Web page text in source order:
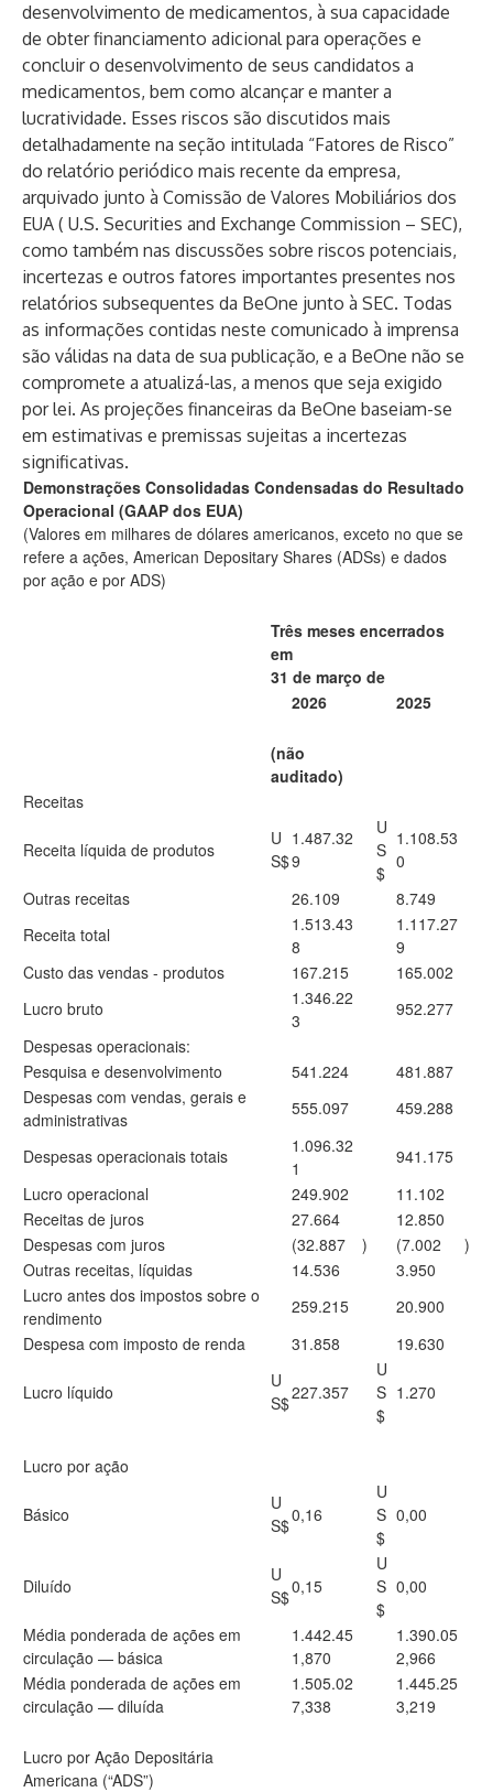
desenvolvimento de medicamentos, à sua capacidade
de obter financiamento adicional para operações e
concluir o desenvolvimento de seus candidatos a
medicamentos, bem como alcançar e manter a
lucratividade. Esses riscos são discutidos mais
detalhadamente na seção intitulada “Fatores de Risco”
do relatório periódico mais recente da empresa,
arquivado junto à Comissão de Valores Mobiliários dos
EUA ( U.S. Securities and Exchange Commission – SEC),
como também nas discussões sobre riscos potenciais,
incertezas e outros fatores importantes presentes nos
relatórios subsequentes da BeOne junto à SEC. Todas
as informações contidas neste comunicado à imprensa
são válidas na data de sua publicação, e a BeOne não se
compromete a atualizá-las, a menos que seja exigido
por lei. As projeções financeiras da BeOne baseiam-se
em estimativas e premissas sujeitas a incertezas
significativas.
Demonstrações Consolidadas Condensadas do Resultado
Operacional (GAAP dos EUA)
(Valores em milhares de dólares americanos, exceto no que se
refere a ações, American Depositary Shares (ADSs) e dados
por ação e por ADS)
Três meses encerrados
em
31 de março de
2026
2025
(não
auditado)
Receitas
Receita líquida de produtos
U
S$
1.487.32
9
U
S
$
1.108.53
0
Outras receitas
26.109
8.749
Receita total
1.513.43
8
1.117.27
9
Custo das vendas - produtos
167.215
165.002
Lucro bruto
1.346.22
3
952.277
Despesas operacionais:
Pesquisa e desenvolvimento
541.224
481.887
Despesas com vendas, gerais e
administrativas
555.097 459.288
Despesas operacionais totais
1.096.32
1
941.175
Lucro operacional
249.902
11.102
Receitas de juros
27.664
12.850
Despesas com juros
(32.887 ) (7.002
)
Outras receitas, líquidas
14.536
3.950
Lucro antes dos impostos sobre o
rendimento
259.215
20.900
Despesa com imposto de renda
31.858 19.630
Lucro líquido
U
S$227.357
U
S
$
1.270
Lucro por ação
Básico
U
S$0,16
U
S
$
0,00
Diluído
U
S$0,15
U
S
$
0,00
Média ponderada de ações em
circulação — básica
1.442.45
1,870
1.390.05
2,966
Média ponderada de ações em
circulação — diluída
1.505.02
7,338
1.445.25
3,219
Lucro por Ação Depositária
Americana (“ADS”)